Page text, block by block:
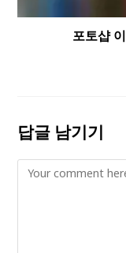
포토샵
답글 남기기
Comment